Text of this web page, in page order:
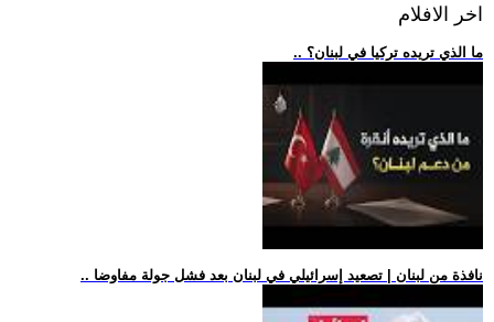
اخر الافلام
.. ما الذي تريده تركيا في لبنان؟
.. نافذة من لبنان | تصعيد إسرائيلي في لبنان بعد فشل جولة مفاوضا